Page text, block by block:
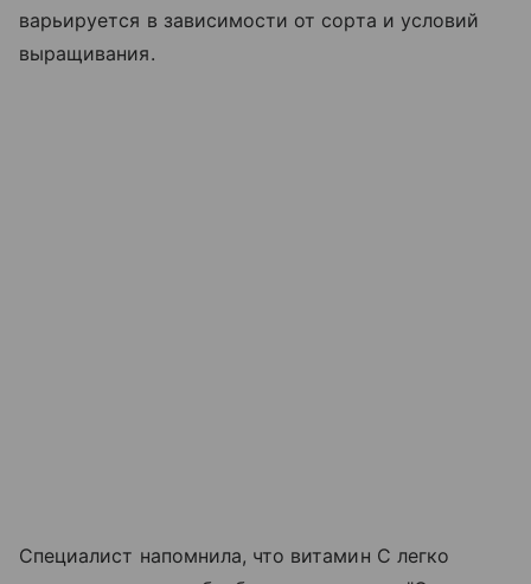
варьируется в зависимости от сорта и условий
выращивания.
Специалист напомнила, что витамин C легко